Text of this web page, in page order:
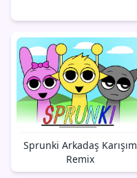
Sprunki Arkadaş Karışım
Remix